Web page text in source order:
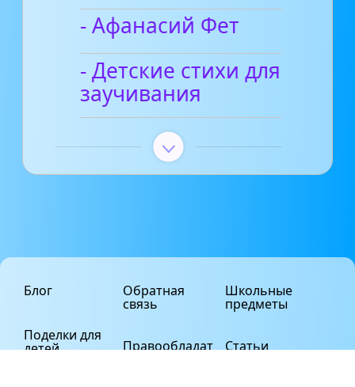
- Афанасий Фет
- Детские стихи для
заучивания
Блог
Поделки для
детей
Обратная
связь
Правообладат
Школьные
предметы
Статьи